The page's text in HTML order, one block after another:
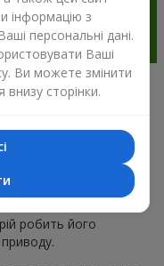
букет з
в одному
форма ніжних
робить його
інформацію з
персональні дані.
Ваші
Ви можете змінити
внизу сторінки.